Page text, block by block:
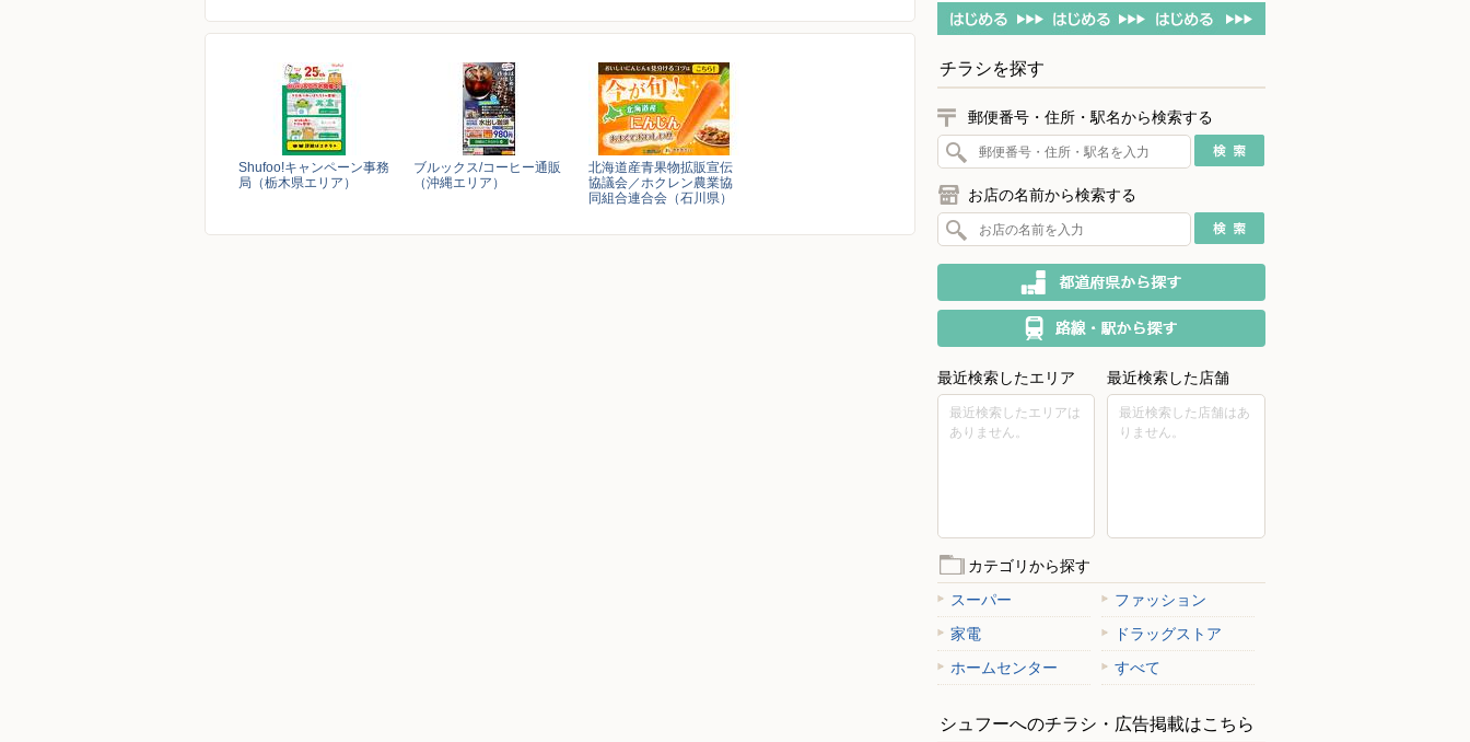
Shufoo!キャンペーン事務
局（栃木県エリア）
ブルックス/コーヒー通販
（沖縄エリア）
北海道産青果物拡販宣伝
協議会／ホクレン農業協
同組合連合会（石川県）
チラシを探す
郵便番号・住所・駅名から検索する
お店の名前から検索する
最近検索したエリア
最近検索したエリアは
ありません。
最近検索した店舗
最近検索した店舗はあ
りません。
カテゴリから探す
スーパー
ファッション
家電
ドラッグストア
ホームセンター
すべて
シュフーへのチラシ・広告掲載はこちら